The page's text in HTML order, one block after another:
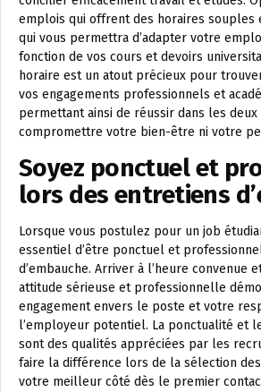
emplois qui offrent des horaires souples
qui vous permettra d’adapter votre
fonction de vos cours et devoirs
horaire est un atout précieux pour
vos engagements professionnels et
permettant ainsi de réussir dans les deux
compromettre votre bien-être ni votre
Soyez ponctuel et
lors des entretiens
Lorsque vous postulez pour un job
essentiel d’être ponctuel et
d’embauche. Arriver à l’heure convenue
attitude sérieuse et professionnelle
engagement envers le poste et votre
l’employeur potentiel. La ponctualité et
sont des qualités appréciées par les
faire la différence lors de la sélection
votre meilleur côté dès le premier